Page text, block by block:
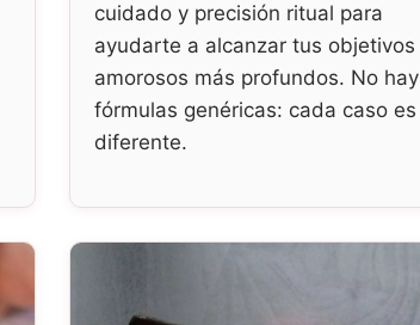
cuidado y precisión ritual para
ayudarte a alcanzar tus objetivos
amorosos más profundos. No hay
fórmulas genéricas: cada caso es
diferente.